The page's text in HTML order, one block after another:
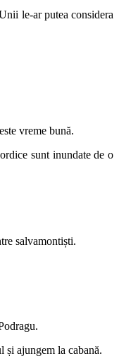
le-ar putea considera
vreme bună.
sunt inundate de o
salvamontiști.
și ajungem la cabană.